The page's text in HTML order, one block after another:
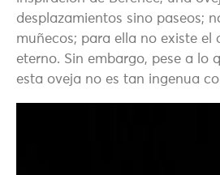
desplazamientos sino paseos;
muñecos; para ella no existe el
eterno. Sin embargo, pese a lo
esta oveja no es tan ingenua